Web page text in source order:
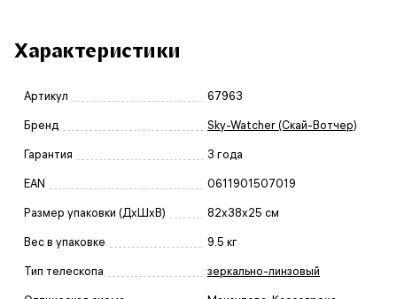
Характеристики
Артикул 67963
Бренд Sky-Watcher (Скай-Вотчер)
Гарантия 3 года
EAN 0611901507019
Размер упаковки (ДxШxВ) 82x38x25 см
Вес в упаковке 9.5 кг
Тип телескопа зеркально-линзовый